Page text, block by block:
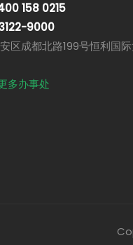
158 0215
9000
区成都北路199号恒利国
多办事处